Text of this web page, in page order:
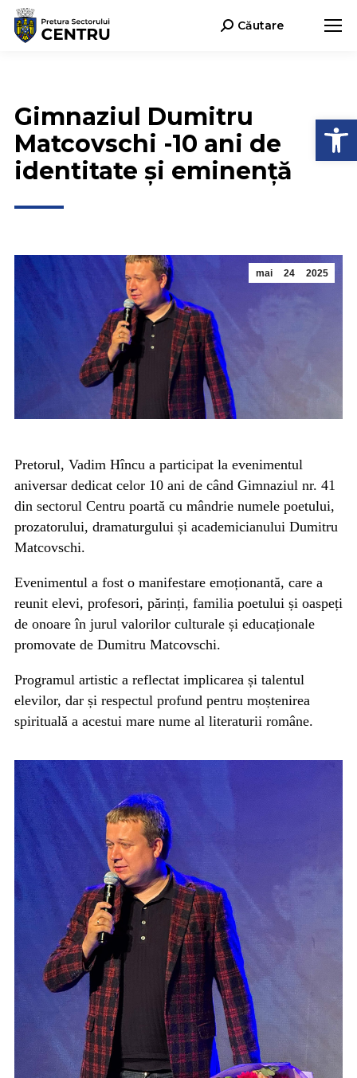
Search:Căutare
Gimnaziul Dumitru
Matcovschi -10 ani de
identitate și eminență
mai 24 2025
Pretorul, Vadim Hîncu a participat la evenimentul
aniversar dedicat celor 10 ani de când Gimnaziul nr. 41
din sectorul Centru poartă cu mândrie numele poetului,
prozatorului, dramaturgului și academicianului Dumitru
Matcovschi.
Evenimentul a fost o manifestare emoționantă, care a
reunit elevi, profesori, părinți, familia poetului și oaspeți
de onoare în jurul valorilor culturale și educaționale
promovate de Dumitru Matcovschi.
Programul artistic a reflectat implicarea și talentul
elevilor, dar și respectul profund pentru moștenirea
spirituală a acestui mare nume al literaturii române.